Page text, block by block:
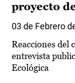
proyecto
03 de Febrero
Reacciones del
entrevista
Ecológica